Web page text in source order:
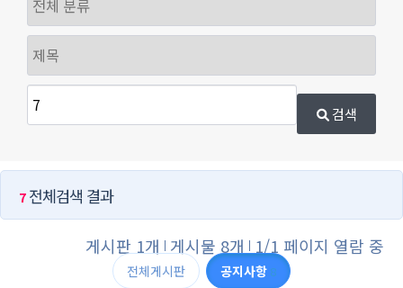
검색
7전체검색 결과
게시판 1개 게시물 8개 1/1 페이지 열람 중
전체게시판 공지사항 8